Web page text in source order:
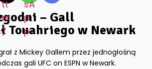
– Gall
Touahriego w Newark
z Mickey Gallem przez jednogłośną
gali UFC on ESPN w Newark.